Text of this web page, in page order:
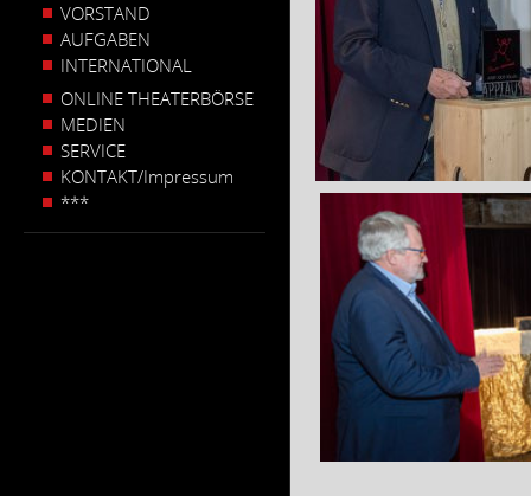
VORSTAND
AUFGABEN
INTERNATIONAL
ONLINE THEATERBÖRSE
MEDIEN
SERVICE
KONTAKT/Impressum
***